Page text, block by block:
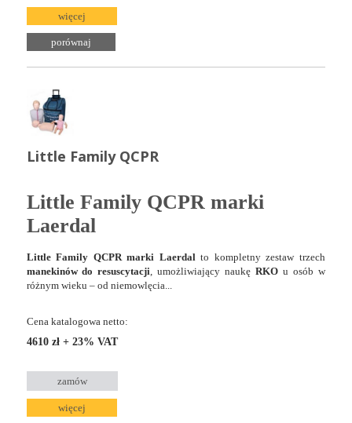
więcej
porównaj
Little Family QCPR
Little Family QCPR marki
Laerdal
Little Family QCPR marki Laerdal to kompletny zestaw trzech
manekinów do resuscytacji , umożliwiający naukę RKOu osób w
różnym wieku – od niemowlęcia...
Cena katalogowa netto:
4610 zł + 23% VAT
zamów
więcej